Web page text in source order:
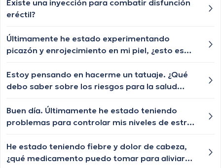
las cejas y pestañas , aunque ya le están
creciendo de a poquito pero lento y chiquititos
pestañas igual algún tratamiento q le ayude a
crecer o esa enfermedad ya no tiene
Existe una inyección para combatir disfunción
eréctil?
Últimamente he estado experimentando
picazón y enrojecimiento en mi piel, ¿esto es
de la piel, pero me preocupa que esté
empeorando.
Estoy pensando en hacerme un tatuaje. ¿Qué
debo saber sobre los riesgos para la salud
Buen día. Últimamente he estado teniendo
problemas para controlar mis niveles de estrés.
He estado teniendo fiebre y dolor de cabeza,
¿qué medicamento puedo tomar para aliviar